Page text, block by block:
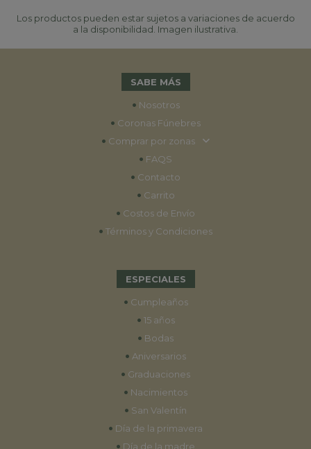
Los productos pueden estar sujetos a variaciones de acuerdo
a la disponibilidad. Imagen ilustrativa.
SABE MÁS
• Nosotros
• Coronas Fúnebres
• Comprar por zonas
• FAQS
• Contacto
• Carrito
• Costos de Envío
• Términos y Condiciones
ESPECIALES
• Cumpleaños
• 15 años
• Bodas
• Aniversarios
• Graduaciones
• Nacimientos
• San Valentín
• Día de la primavera
• Día de la madre